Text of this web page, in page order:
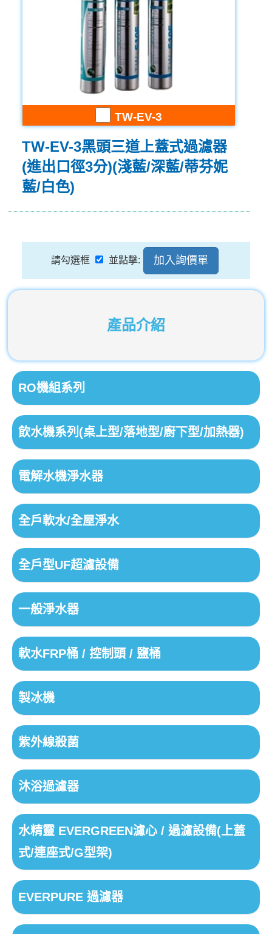
產品介紹
RO機組系列
飲水機系列(桌上型/落地型/廚下型/加熱器)
電解水機淨水器
全戶軟水/全屋淨水
全戶型UF超濾設備
一般淨水器
軟水FRP桶 / 控制頭 / 鹽桶
製冰機
紫外線殺菌
沐浴過濾器
水精靈 EVERGREEN濾心 / 過濾設備(上蓋
式/連座式/G型架)
EVERPURE 過濾器
TW-EV-3
TW-EV-3黑頭三道上蓋式過濾器
(進出口徑3分)(淺藍/深藍/蒂芬妮
藍/白色)
請勾選框 並點擊: